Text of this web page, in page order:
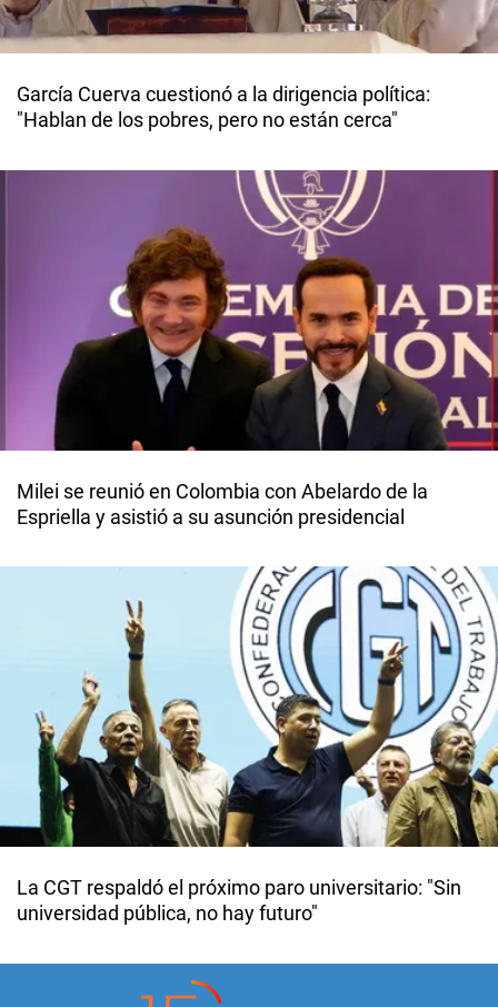
García Cuerva cuestionó a la dirigencia política:
"Hablan de los pobres, pero no están cerca"
Milei se reunió en Colombia con Abelardo de la
Espriella y asistió a su asunción presidencial
La CGT respaldó el próximo paro universitario: "Sin
universidad pública, no hay futuro"